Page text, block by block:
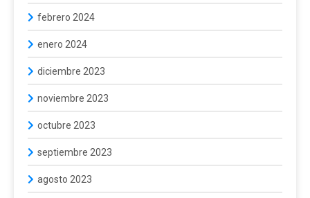
febrero 2024
enero 2024
diciembre 2023
noviembre 2023
octubre 2023
septiembre 2023
agosto 2023